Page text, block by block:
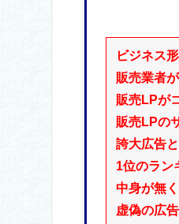
ビジネス
販売業者
販売LPが
販売LPの
誇大広告
1位のラン
中身が無
虚偽の広